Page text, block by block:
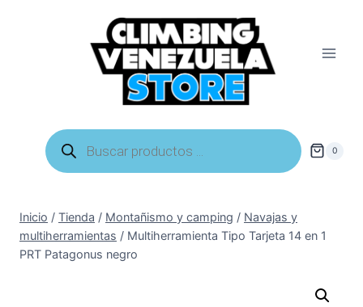
Búsqueda
de
productos
0
Inicio / Tienda / Montañismo y camping / Navajas y
multiherramientas / Multiherramienta Tipo Tarjeta 14 en 1
PRT Patagonus negro